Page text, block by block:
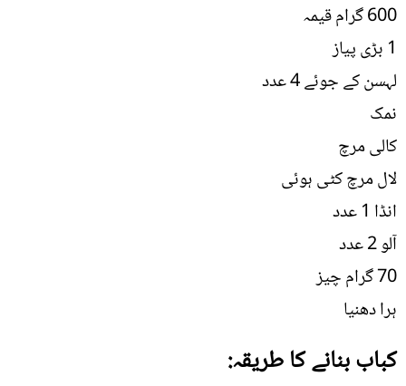
600 گرام قیمہ
1 بڑی پیاز
لہسن کے جوئے 4 عدد
نمک
کالی مرچ
لال مرچ کٹی ہوئی
انڈا 1 عدد
آلو 2 عدد
70 گرام چیز
ہرا دھنیا
کباب بنانے کا طریقہ: